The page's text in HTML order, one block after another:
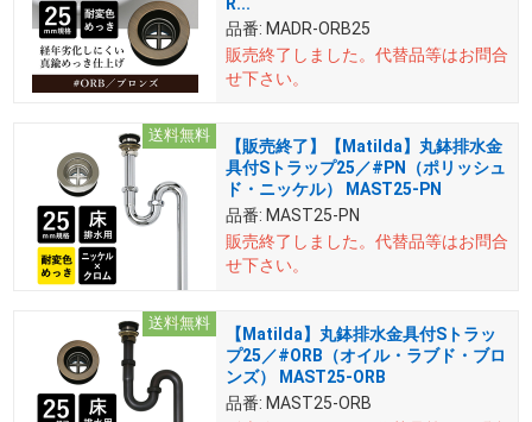
品番: MADR-ORB25
販売終了しました。 代替品等はお問合
せ下さい。
送料無料
【販売終了】【Matilda】丸鉢排水金
具付Sトラップ25／#PN（ポリッシュ
ド・ニッケル） MAST25-PN
品番: MAST25-PN
販売終了しました。 代替品等はお問合
せ下さい。
送料無料
【Matilda】丸鉢排水金具付Sトラッ
プ25／#ORB（オイル・ラブド・ブロ
ンズ） MAST25-ORB
品番: MAST25-ORB